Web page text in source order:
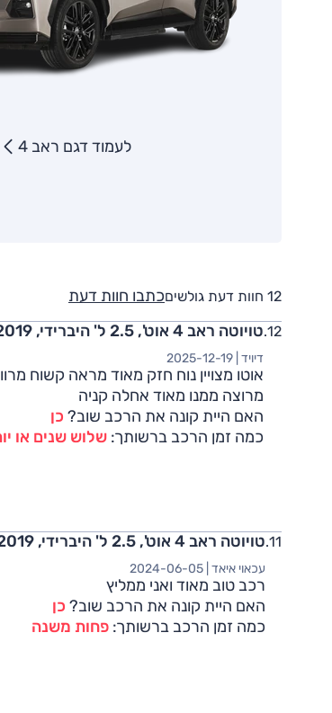
לעמוד דגם ראב 4
12 חוות דעת גולשים כתבו חוות דעת
טויוטה ראב 4 אוט', 2.5 ל' היברידי, E-Volve 2019
עכאוי איאד | 2024-06-05
רכב טוב מאוד ואני ממליץ
האם היית קונה את הרכב שוב? כן
כמה זמן הרכב ברשותך: פחות משנה
טויוטה ראב 4 אוט', 2.5 ל' היברידי, E-Motion Sky, 2019
דיויד | 2025-12-19
אוטו מצויין נוח חזק מאוד מראה קשוח
מרוצה ממנו מאוד אחלה קניה
האם היית קונה את הרכב שוב? כן
כמה זמן הרכב ברשותך: שלוש שנים או